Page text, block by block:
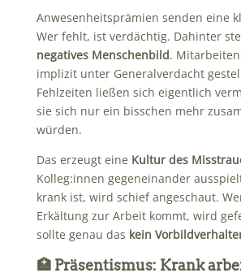
Anwesenheitsprämien senden eine
Wer fehlt, ist verdächtig. Dahinter
negatives Menschenbild.
implizit unter Generalverdacht
Fehlzeiten ließen sich eigentlich
sie sich nur ein bisschen mehr
würden.
Das erzeugt eine Kultur des
Kolleg:innen gegeneinander
krank ist, wird schief angeschaut.
Erkältung zur Arbeit kommt, wird
sollte genau das kein
🏥 Präsentismus: Krank